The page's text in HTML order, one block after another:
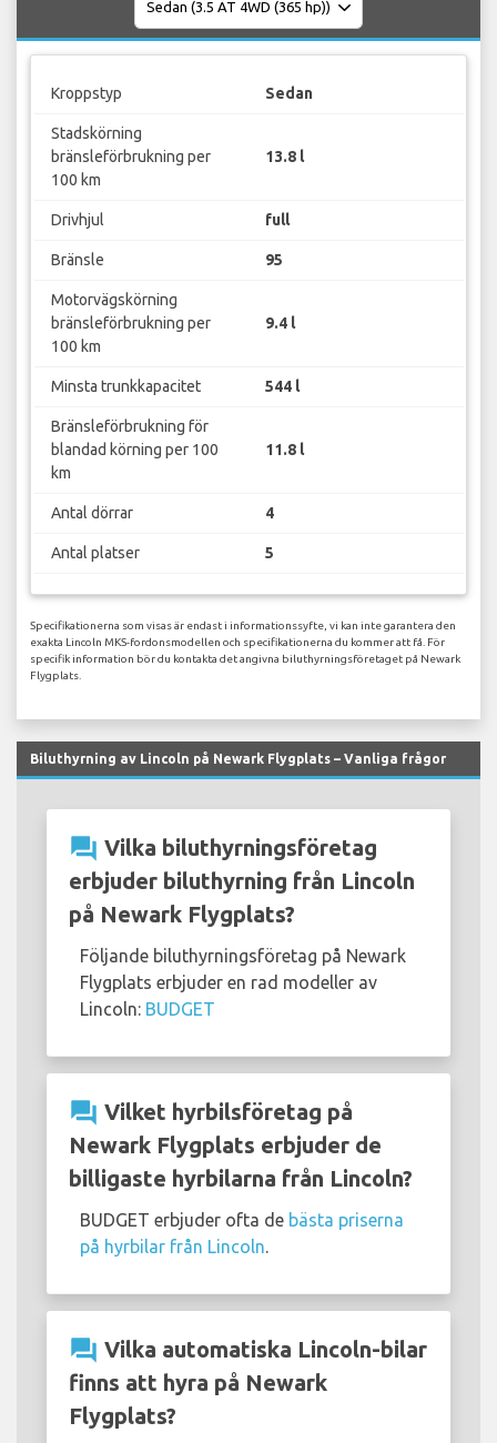
Kroppstyp Sedan
Stadskörning
bränsleförbrukning per
100 km
13.8 l
Drivhjul full
Bränsle 95
Motorvägskörning
bränsleförbrukning per
100 km
9.4 l
Minsta trunkkapacitet 544 l
Bränsleförbrukning för
blandad körning per 100
km
11.8 l
Antal dörrar 4
Antal platser 5
Specifikationerna som visas är endast i informationssyfte, vi kan inte garantera den
exakta Lincoln MKS-fordonsmodellen och specifikationerna du kommer att få. För
specifik information bör du kontakta det angivna biluthyrningsföretaget på Newark
Flygplats.
Biluthyrning av Lincoln på Newark Flygplats – Vanliga frågor
question_answer Vilka biluthyrningsföretag
erbjuder biluthyrning från Lincoln
på Newark Flygplats?
Följande biluthyrningsföretag på Newark
Flygplats erbjuder en rad modeller av
Lincoln: BUDGET
question_answer Vilket hyrbilsföretag på
Newark Flygplats erbjuder de
billigaste hyrbilarna från Lincoln?
BUDGET erbjuder ofta de bästa priserna
på hyrbilar från Lincoln
question_answer Vilka automatiska Lincoln-bilar
finns att hyra på Newark
Flygplats?